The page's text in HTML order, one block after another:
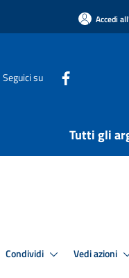
Accedi
Seguici su
Tutti gli
Condividi Vedi azioni